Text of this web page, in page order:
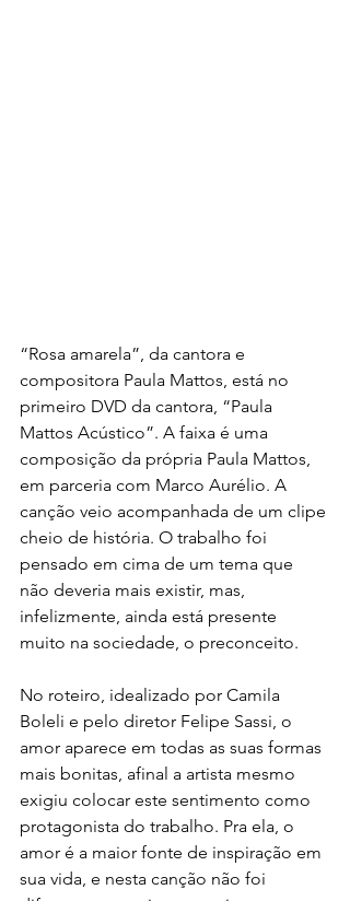
“Rosa amarela”, da cantora e
compositora Paula Mattos, está no
primeiro DVD da cantora, “Paula
Mattos Acústico”. A faixa é uma
composição da própria Paula Mattos,
em parceria com Marco Aurélio. A
canção veio acompanhada de um clipe
cheio de história. O trabalho foi
pensado em cima de um tema que
não deveria mais existir, mas,
infelizmente, ainda está presente
muito na sociedade, o preconceito.
No roteiro, idealizado por Camila
Boleli e pelo diretor Felipe Sassi, o
amor aparece em todas as suas formas
mais bonitas, afinal a artista mesmo
exigiu colocar este sentimento como
protagonista do trabalho. Pra ela, o
amor é a maior fonte de inspiração em
sua vida, e nesta canção não foi